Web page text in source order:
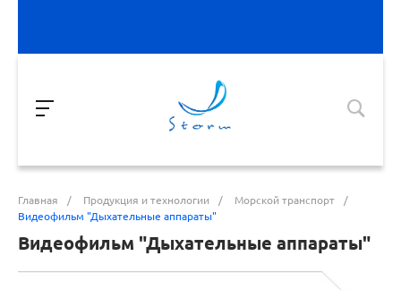
Главная / Продукция и технологии / Морской транспорт
/
Видеофильм "Дыхательные аппараты"
Видеофильм "Дыхательные аппараты"